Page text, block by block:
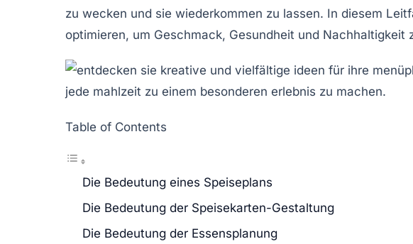
zu wecken und sie wiederkommen zu lassen. In diesem
optimieren, um Geschmack, Gesundheit und Nachhaltigkeit
Table of Contents
Die Bedeutung eines Speiseplans
Die Bedeutung der Speisekarten-Gestaltung
Die Bedeutung der Essensplanung